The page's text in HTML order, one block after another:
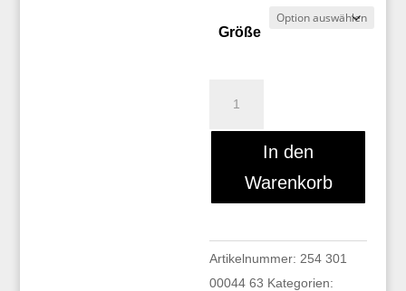
Größe
In den
Warenkorb
Artikelnummer: 254 301
00044 63 Kategorien: